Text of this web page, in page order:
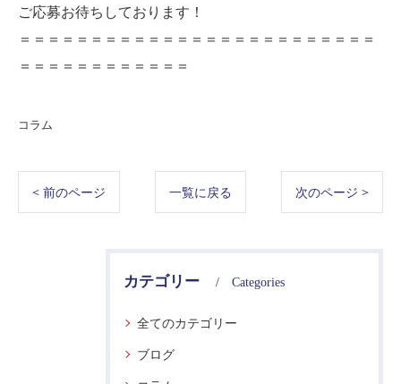
ご応募お待ちしております！
＝＝＝＝＝＝＝＝＝＝＝＝＝＝＝＝＝＝＝＝＝＝＝＝＝
＝＝＝＝＝＝＝＝＝＝＝＝
コラム
< 前のページ 一覧に戻る 次のページ >
カテゴリー Categories
全てのカテゴリー
ブログ